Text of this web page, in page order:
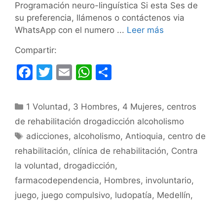
Programación neuro-linguística Si esta Ses de
su preferencia, llámenos o contáctenos via
WhatsApp con el numero ... Leer más
Compartir:
F
c
e
b
o
o
k
T
itt
er
E
ai
l
W
at
s
A
p
p
m
p
ar
tir
Categorías
1 Voluntad, 3 Hombres, 4 Mujeres, centros
de rehabilitación drogadicción alcoholismo
Etiquetas
adicciones, alcoholismo,Antioquia, centro de
rehabilitación, clínica de rehabilitación, Contra
la voluntad, drogadicción,
farmacodependencia, Hombres, involuntario,
juego, juego compulsivo, ludopatía, Medellín,